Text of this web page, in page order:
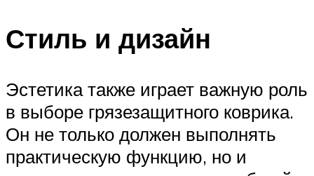
Стиль и дизайн
Эстетика также играет важную роль
в выборе грязезащитного коврика.
Он не только должен выполнять
практическую функцию, но и